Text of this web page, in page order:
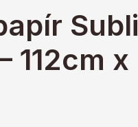
Subli
112cm x